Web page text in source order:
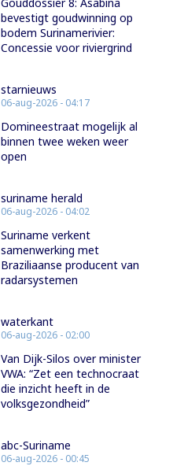
bevestigt goudwinning op
bodem Surinamerivier:
Concessie voor riviergrind
starnieuws
06-aug-2026 - 04:17
Domineestraat mogelijk al
binnen twee weken weer
open
suriname herald
06-aug-2026 - 04:02
Suriname verkent
samenwerking met
Braziliaanse producent van
radarsystemen
waterkant
06-aug-2026 - 02:00
Van Dijk-Silos over minister
VWA: “Zet een technocraat
die inzicht heeft in de
volksgezondheid”
abc-Suriname
06-aug-2026 - 00:45